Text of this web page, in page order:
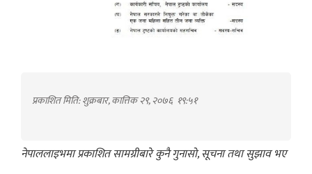
प्रकाशित मिति: शुक्रबार, कात्तिक २९, २०७६ १९:५१
नेपाललाइभमा प्रकाशित सामग्रीबारे कुनै गुनासो, सूचना तथा सुझाव भए